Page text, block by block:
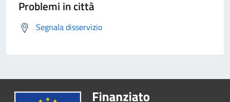
Problemi in città
Segnala disservizio